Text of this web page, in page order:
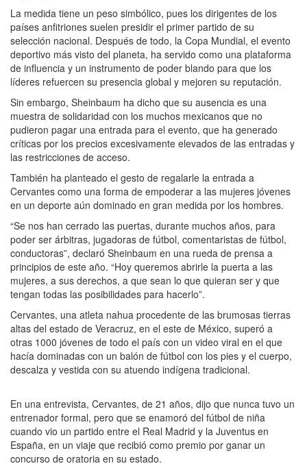
La medida tiene un peso simbólico, pues los dirigentes de los
países anfitriones suelen presidir el primer partido de su
selección nacional. Después de todo, la Copa Mundial, el evento
deportivo más visto del planeta, ha servido como una plataforma
de influencia y un instrumento de poder blando para que los
líderes refuercen su presencia global y mejoren su reputación.
Sin embargo, Sheinbaum ha dicho que su ausencia es una
muestra de solidaridad con los muchos mexicanos que no
pudieron pagar una entrada para el evento, que ha generado
críticas por los precios excesivamente elevados de las entradas y
las restricciones de acceso.
También ha planteado el gesto de regalarle la entrada a
Cervantes como una forma de empoderar a las mujeres jóvenes
en un deporte aún dominado en gran medida por los hombres.
“Se nos han cerrado las puertas, durante muchos años, para
poder ser árbitras, jugadoras de fútbol, comentaristas de fútbol,
conductoras”, declaró Sheinbaum en una rueda de prensa a
principios de este año. “Hoy queremos abrirle la puerta a las
mujeres, a sus derechos, a que sean lo que quieran ser y que
tengan todas las posibilidades para hacerlo”.
Cervantes, una atleta nahua procedente de las brumosas tierras
altas del estado de Veracruz, en el este de México, superó a
otras 1000 jóvenes de todo el país con un video viral en el que
hacía dominadas con un balón de fútbol con los pies y el cuerpo,
descalza y vestida con su atuendo indígena tradicional.
En una entrevista, Cervantes, de 21 años, dijo que nunca tuvo un
entrenador formal, pero que se enamoró del fútbol de niña
cuando vio un partido entre el Real Madrid y la Juventus en
España, en un viaje que recibió como premio por ganar un
concurso de oratoria en su estado.